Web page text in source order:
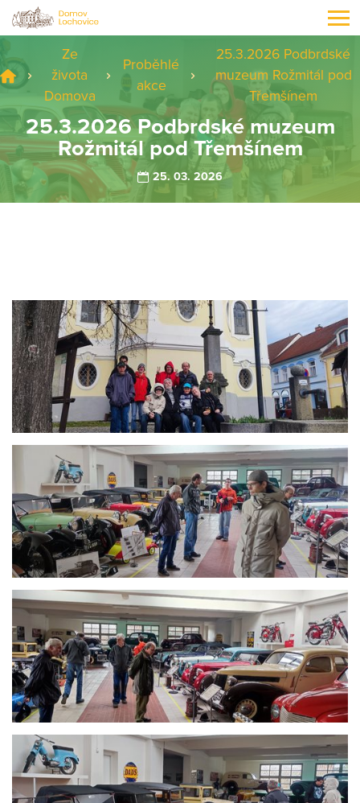
Ze
života
Domova
Proběhlé
akce
25.3.2026 Podbrdské
muzeum Rožmitál pod
Třemšínem
25.3.2026 Podbrdské muzeum
Rožmitál pod Třemšínem
25. 03. 2026